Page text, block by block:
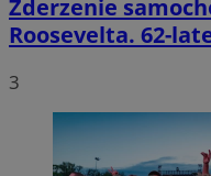
Zderzenie
Roosevelta. 62-
3